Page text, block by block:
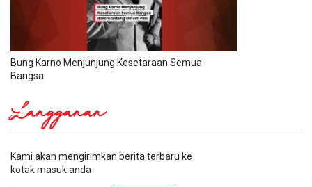
Bung Karno Menjunjung Kesetaraan Semua
Bangsa
Langganan
Kami akan mengirimkan berita terbaru ke
kotak masuk anda